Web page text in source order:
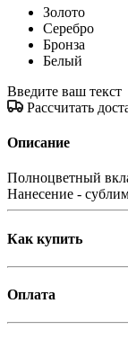
Золото
Серебро
Бронза
Белый
Введите ваш текст
Рассчитать
Описание
Полноцветный
Нанесение -
Как купить
Оплата